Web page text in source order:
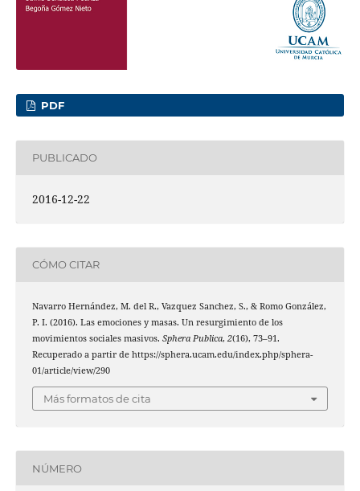
PDF
PUBLICADO
2016-12-22
CÓMO CITAR
Navarro Hernández, M. del R., Vazquez Sanchez, S., & Romo González,
P. I. (2016). Las emociones y masas. Un resurgimiento de los
movimientos sociales masivos. Sphera Publica, 2(16), 73–91.
Recuperado a partir de https://sphera.ucam.edu/index.php/sphera-
01/article/view/290
Más formatos de cita
NÚMERO